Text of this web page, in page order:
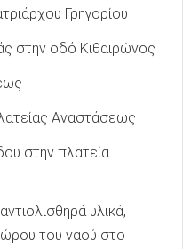
Γρηγορίου
στην οδό Κιθαιρώνος
Αναστάσεως
στην πλατεία
υλικά,
του ναού στο